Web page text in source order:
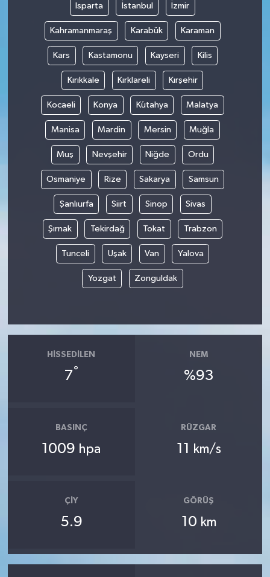
Isparta İstanbul İzmir
Kahramanmaraş Karabük Karaman
Kars Kastamonu Kayseri Kilis
Kırıkkale Kırklareli Kırşehir
Kocaeli Konya Kütahya Malatya
Manisa Mardin Mersin Muğla
Muş Nevşehir Niğde Ordu
Osmaniye Rize Sakarya Samsun
Şanlıurfa Siirt Sinop Sivas
Şırnak Tekirdağ Tokat Trabzon
Tunceli Uşak Van Yalova
Yozgat Zonguldak
HISSEDILEN
7°
NEM
%93
BASINÇ
1009 hpa
RÜZGAR
11 km/s
ÇIY
5.9
GÖRÜŞ
10 km